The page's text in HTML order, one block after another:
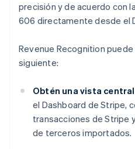
precisión y de acuerdo con
606 directamente desde el
Revenue Recognition
siguiente:
Obtén una vista
el Dashboard de Stripe,
transacciones de Stripe
de terceros importados.